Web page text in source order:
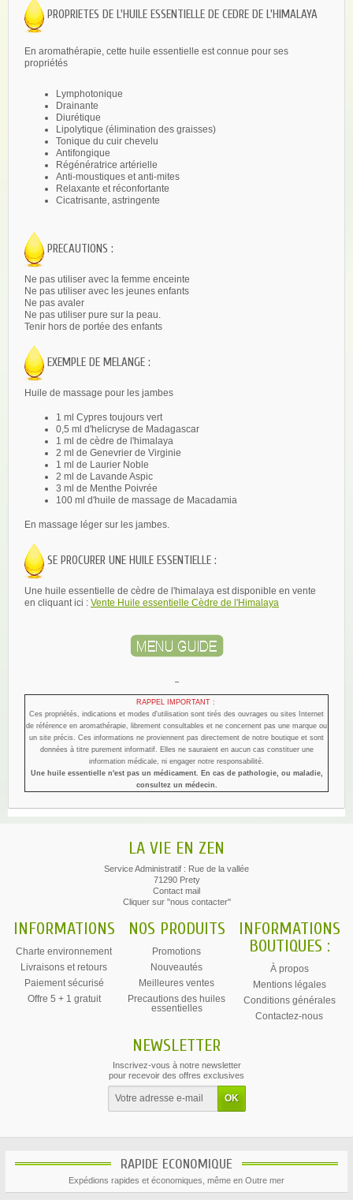
PROPRIETES DE L'HUILE ESSENTIELLE DE CEDRE DE L'HIMALAYA
En aromathérapie, cette huile essentielle est connue pour ses
propriétés
Lymphotonique
Drainante
Diurétique
Lipolytique (élimination des graisses)
Tonique du cuir chevelu
Antifongique
Régénératrice artérielle
Anti-moustiques et anti-mites
Relaxante et réconfortante
Cicatrisante, astringente
PRECAUTIONS :
Ne pas utiliser avec la femme enceinte
Ne pas utiliser avec les jeunes enfants
Ne pas avaler
Ne pas utiliser pure sur la peau.
Tenir hors de portée des enfants
EXEMPLE DE MELANGE :
Huile de massage pour les jambes
1 ml Cypres toujours vert
0,5 ml d'helicryse de Madagascar
1 ml de cèdre de l'himalaya
2 ml de Genevrier de Virginie
1 ml de Laurier Noble
2 ml de Lavande Aspic
3 ml de Menthe Poivrée
100 ml d'huile de massage de Macadamia
En massage léger sur les jambes.
SE PROCURER UNE HUILE ESSENTIELLE :
Une huile essentielle de cèdre de l'himalaya est disponible en vente
en cliquant ici : Vente Huile essentielle Cèdre de l'Himalaya
-
RAPPEL IMPORTANT :
Ces propriétés, indications et modes d'utilisation sont tirés des ouvrages ou sites Internet
de référence en aromathérapie, librement consultables et ne concernent pas une marque ou
un site précis. Ces informations ne proviennent pas directement de notre boutique et sont
données à titre purement informatif. Elles ne sauraient en aucun cas constituer une
information médicale, ni engager notre responsabilité.
Une huile essentielle n'est pas un médicament. En cas de pathologie, ou maladie,
consultez un médecin.
LA VIE EN ZEN
Service Administratif : Rue de la vallée
71290 Prety
Contact mail
Cliquer sur "nous contacter"
INFORMATIONS
Charte environnement
Livraisons et retours
Paiement sécurisé
Offre 5 + 1 gratuit
NOS PRODUITS
Promotions
Nouveautés
Meilleures ventes
Precautions des huiles
essentielles
INFORMATIONS
BOUTIQUES :
À propos
Mentions légales
Conditions générales
Contactez-nous
NEWSLETTER
Inscrivez-vous à notre newsletter
pour recevoir des offres exclusives
RAPIDE ECONOMIQUE
Expédions rapides et économiques, même en Outre mer